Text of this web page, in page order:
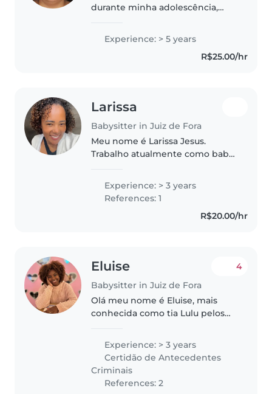
durante minha adolescência,
porém em 2021 no final da
minha graduação de Fisioterapia
Experience: > 5 years
R$25.00/hr
Larissa
Babysitter in Juiz de Fora
Meu nome é Larissa Jesus.
Trabalho atualmente como babá
cuidando de duas crianças de 6 e
8 anos de idade, e possuo 3 anos
de experiência na área. Tenho
Experience: > 3 years
References: 1
R$20.00/hr
Eluise
Babysitter in Juiz de Fora
4
Olá meu nome é Eluise, mais
conhecida como tia Lulu pelos
casada, curso pedagogia , adoro
crianças e tudo relacionado ao
mundinho delas . Sou carinhosa,..
Experience: > 3 years
Certidão de Antecedentes
Criminais
References: 2